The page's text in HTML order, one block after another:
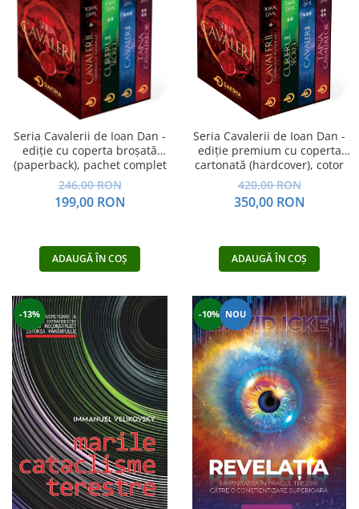
Astrologie
Știință
Seria Montauk
Mistere
Seria Chico Xavier
Seria Helena Blavatsky
Oracole
Sănătate
Ficțiune
Viata după moarte
Non-dualitate
Alimentație
Creștinism
Vindecare
Povestiri
Relații de cuplu
Erotism
Psihologie practică
Sexualitate
Seria Cavalerii de Ioan Dan -
ediție cu coperta broșată
(paperback), pachet complet
246,00 RON
199,00 RON
ADAUGĂ ÎN COȘ
Seria Cavalerii de Ioan Dan -
ediție premium cu coperta
cartonată (hardcover), cotor
rotunjit, cusută, în cutie, pachet
complet
420,00 RON
350,00 RON
ADAUGĂ ÎN COȘ
-13% -10% NOU